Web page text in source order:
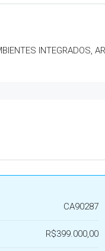
INTEGRADOS,
CA90287
R$399.000,00